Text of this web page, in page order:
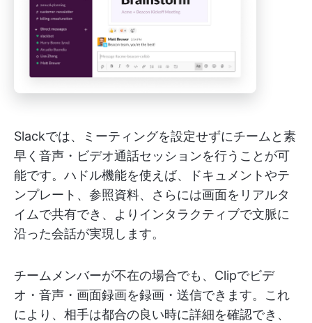
Slackでは、ミーティングを設定せずにチームと素
早く音声・ビデオ通話セッションを行うことが可
能です。ハドル機能を使えば、ドキュメントやテ
ンプレート、参照資料、さらには画面をリアルタ
イムで共有でき、よりインタラクティブで文脈に
沿った会話が実現します。
チームメンバーが不在の場合でも、Clipでビデ
オ・音声・画面録画を録画・送信できます。これ
により、相手は都合の良い時に詳細を確認でき、